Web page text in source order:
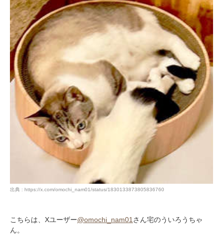
出典 : https://x.com/omochi_nam01/status/1830133873805836760
こちらは、Xユーザー@omochi_nam01 さん宅のういろうちゃ
ん。